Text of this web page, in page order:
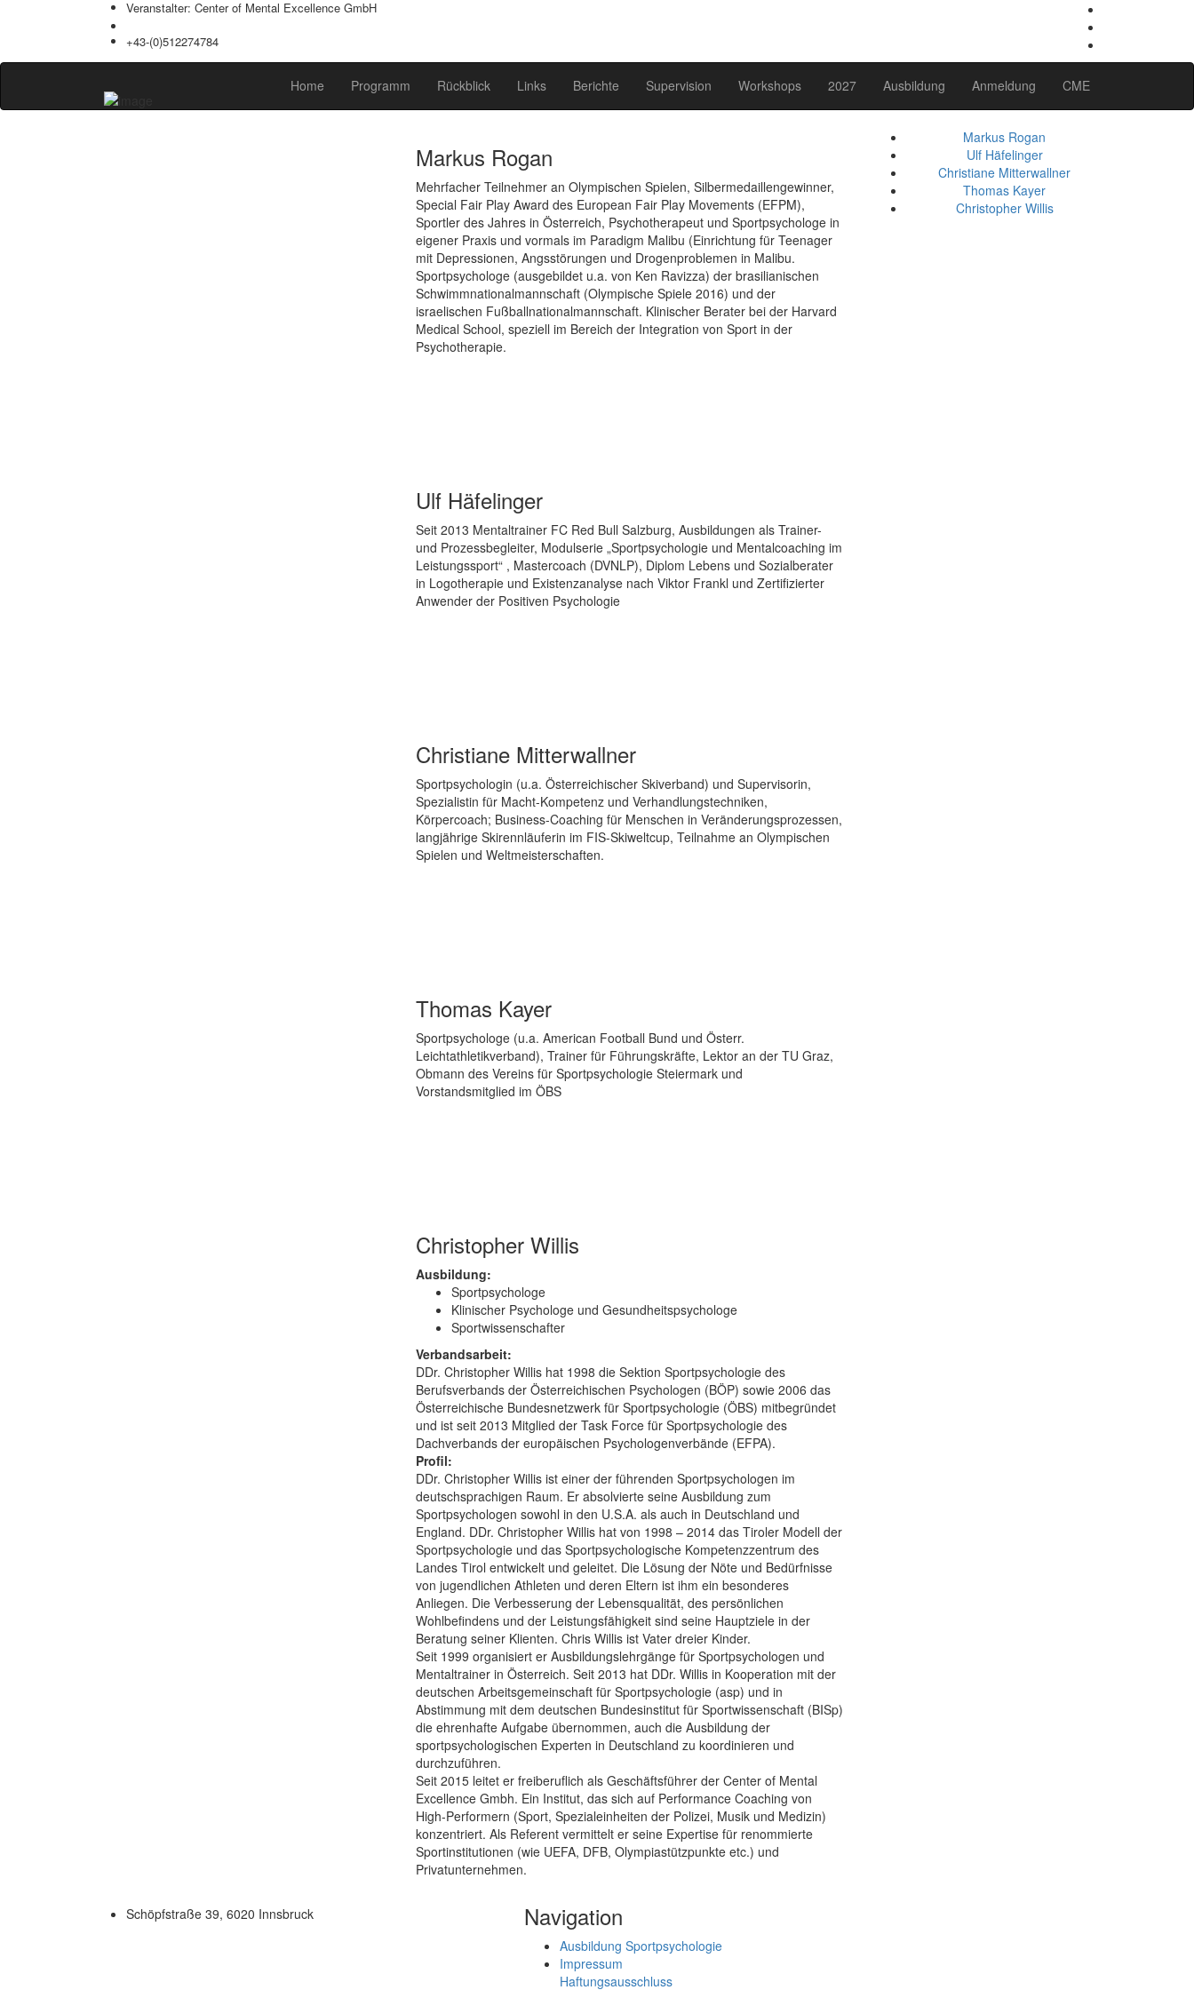
Veranstalter: Center of Mental Excellence GmbH
+43-(0)512274784
Home Programm Rückblick Links Berichte Supervision Workshops 2027 Ausbildung Anmeldung CME
Markus Rogan
Mehrfacher Teilnehmer an Olympischen Spielen, Silbermedaillengewinner,
Special Fair Play Award des European Fair Play Movements (EFPM),
Sportler des Jahres in Österreich, Psychotherapeut und Sportpsychologe in
eigener Praxis und vormals im Paradigm Malibu (Einrichtung für Teenager
mit Depressionen, Angsstörungen und Drogenproblemen in Malibu.
Sportpsychologe (ausgebildet u.a. von Ken Ravizza) der brasilianischen
Schwimmnationalmannschaft (Olympische Spiele 2016) und der
israelischen Fußballnationalmannschaft. Klinischer Berater bei der Harvard
Medical School, speziell im Bereich der Integration von Sport in der
Psychotherapie.
Ulf Häfelinger
Seit 2013 Mentaltrainer FC Red Bull Salzburg, Ausbildungen als Trainer-
und Prozessbegleiter, Modulserie „Sportpsychologie und Mentalcoaching im
Leistungssport“ , Mastercoach (DVNLP), Diplom Lebens und Sozialberater
in Logotherapie und Existenzanalyse nach Viktor Frankl und Zertifizierter
Anwender der Positiven Psychologie
Christiane Mitterwallner
Sportpsychologin (u.a. Österreichischer Skiverband) und Supervisorin,
Spezialistin für Macht-Kompetenz und Verhandlungstechniken,
Körpercoach; Business-Coaching für Menschen in Veränderungsprozessen,
langjährige Skirennläuferin im FIS-Skiweltcup, Teilnahme an Olympischen
Spielen und Weltmeisterschaften.
Thomas Kayer
Sportpsychologe (u.a. American Football Bund und Österr.
Leichtathletikverband), Trainer für Führungskräfte, Lektor an der TU Graz,
Obmann des Vereins für Sportpsychologie Steiermark und
Vorstandsmitglied im ÖBS
Christopher Willis
Ausbildung:
Sportpsychologe
Klinischer Psychologe und Gesundheitspsychologe
Sportwissenschafter
Verbandsarbeit:
DDr. Christopher Willis hat 1998 die Sektion Sportpsychologie des
Berufsverbands der Österreichischen Psychologen (BÖP) sowie 2006 das
Österreichische Bundesnetzwerk für Sportpsychologie (ÖBS) mitbegründet
und ist seit 2013 Mitglied der Task Force für Sportpsychologie des
Dachverbands der europäischen Psychologenverbände (EFPA).
Profil:
DDr. Christopher Willis ist einer der führenden Sportpsychologen im
deutschsprachigen Raum. Er absolvierte seine Ausbildung zum
Sportpsychologen sowohl in den U.S.A. als auch in Deutschland und
England. DDr. Christopher Willis hat von 1998 – 2014 das Tiroler Modell der
Sportpsychologie und das Sportpsychologische Kompetenzzentrum des
Landes Tirol entwickelt und geleitet. Die Lösung der Nöte und Bedürfnisse
von jugendlichen Athleten und deren Eltern ist ihm ein besonderes
Anliegen. Die Verbesserung der Lebensqualität, des persönlichen
Wohlbefindens und der Leistungsfähigkeit sind seine Hauptziele in der
Beratung seiner Klienten. Chris Willis ist Vater dreier Kinder.
Seit 1999 organisiert er Ausbildungslehrgänge für Sportpsychologen und
Mentaltrainer in Österreich. Seit 2013 hat DDr. Willis in Kooperation mit der
deutschen Arbeitsgemeinschaft für Sportpsychologie (asp) und in
Abstimmung mit dem deutschen Bundesinstitut für Sportwissenschaft (BISp)
die ehrenhafte Aufgabe übernommen, auch die Ausbildung der
sportpsychologischen Experten in Deutschland zu koordinieren und
durchzuführen.
Seit 2015 leitet er freiberuflich als Geschäftsführer der Center of Mental
Excellence Gmbh. Ein Institut, das sich auf Performance Coaching von
High-Performern (Sport, Spezialeinheiten der Polizei, Musik und Medizin)
konzentriert. Als Referent vermittelt er seine Expertise für renommierte
Sportinstitutionen (wie UEFA, DFB, Olympiastützpunkte etc.) und
Privatunternehmen.
Markus Rogan
Ulf Häfelinger
Christiane Mitterwallner
Thomas Kayer
Christopher Willis
Schöpfstraße 39, 6020 Innsbruck Navigation
Ausbildung Sportpsychologie
Impressum
Haftungsausschluss